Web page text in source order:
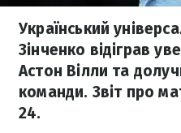
Український
Зінченко відіграв
Астон Вілли та
команди. Звіт про
24.